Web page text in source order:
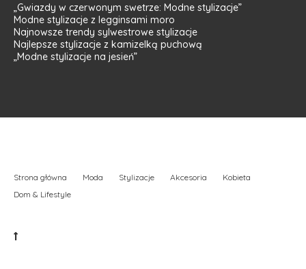
„Gwiazdy w czerwonym swetrze: Modne stylizacje”
Modne stylizacje z legginsami moro
Najnowsze trendy sylwestrowe stylizacje
Najlepsze stylizacje z kamizelką puchową
„Modne stylizacje na jesień”
Strona główna Moda Stylizacje Akcesoria
Kobieta
Dom & Lifestyle